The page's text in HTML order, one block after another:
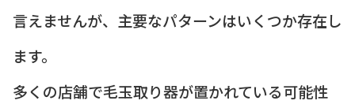
言えませんが、主要なパターンはいくつか存在し
ます。
多くの店舗で毛玉取り器が置かれている可能性